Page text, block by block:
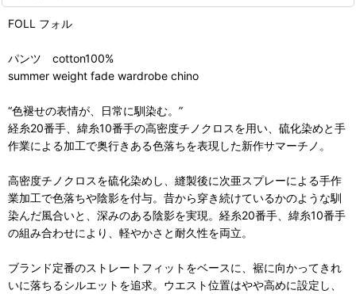
FOLL フォル
パンツ cotton100%
summer weight fade wardrobe chino
“色褪せの表情が、日常に馴染む。”
経糸20番手、緯糸10番手の高密度チノクロスを用い、硫化染めと手
作業による加工で奥行きある色落ちを表現した新作サマーチノ。
高密度チノクロスを硫化染めし、縫製後に次亜スプレーによる手作
業加工で色落ちや陰影を付与。昔から穿き続けているかのような馴
染んだ風合いと、深みのある陰影を実現。経糸20番手、緯糸10番手
の組み合わせにより、軽やかさと耐久性を両立。
ブランド定番のストレートフィットをベースに、裾に向かってきれ
いに落ちるシルエットを追求。ウエスト位置はやや高めに設定し、